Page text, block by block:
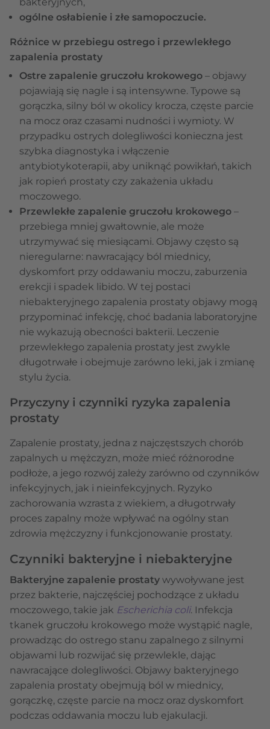
ogólne osłabienie i złe samopoczucie.
Różnice w przebiegu ostrego i przewlekłego
zapalenia prostaty
Ostre zapalenie gruczołu krokowego – objawy
pojawiają się nagle i są intensywne. Typowe są
gorączka, silny ból w okolicy krocza, częste parcie
na mocz oraz czasami nudności i wymioty. W
przypadku ostrych dolegliwości konieczna jest
szybka diagnostyka i włączenie
antybiotykoterapii, aby uniknąć powikłań, takich
jak ropień prostaty czy zakażenia układu
moczowego.
Przewlekłe zapalenie gruczołu krokowego –
przebiega mniej gwałtownie, ale może
utrzymywać się miesiącami. Objawy często są
nieregularne: nawracający ból miednicy,
dyskomfort przy oddawaniu moczu, zaburzenia
erekcji i spadek libido. W tej postaci
niebakteryjnego zapalenia prostaty objawy mogą
przypominać infekcję, choć badania laboratoryjne
nie wykazują obecności bakterii. Leczenie
przewlekłego zapalenia prostaty jest zwykle
długotrwałe i obejmuje zarówno leki, jak i zmianę
stylu życia.
Przyczyny i czynniki ryzyka zapalenia
prostaty
Zapalenie prostaty, jedna z najczęstszych chorób
zapalnych u mężczyzn, może mieć różnorodne
podłoże, a jego rozwój zależy zarówno od czynników
infekcyjnych, jak i nieinfekcyjnych. Ryzyko
zachorowania wzrasta z wiekiem, a długotrwały
proces zapalny może wpływać na ogólny stan
zdrowia mężczyzny i funkcjonowanie prostaty.
Czynniki bakteryjne i niebakteryjne
Bakteryjne zapalenie prostaty wywoływane jest
przez bakterie, najczęściej pochodzące z układu
moczowego, takie jak Escherichia coli. Infekcja
tkanek gruczołu krokowego może wystąpić nagle,
prowadząc do ostrego stanu zapalnego z silnymi
objawami lub rozwijać się przewlekle, dając
nawracające dolegliwości. Objawy bakteryjnego
zapalenia prostaty obejmują ból w miednicy,
gorączkę, częste parcie na mocz oraz dyskomfort
podczas oddawania moczu lub ejakulacji.